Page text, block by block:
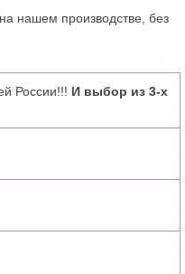
нашем производстве, без
России!!! И выбор из 3-х